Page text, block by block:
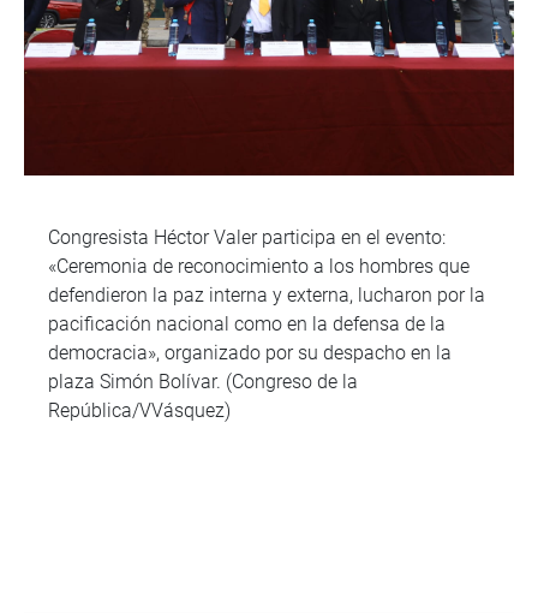
Congresista Héctor Valer participa en el evento:
«Ceremonia de reconocimiento a los hombres que
defendieron la paz interna y externa, lucharon por la
pacificación nacional como en la defensa de la
democracia», organizado por su despacho en la
plaza Simón Bolívar. (Congreso de la
República/VVásquez)